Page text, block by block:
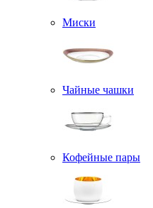
Миски
Чайные чашки
Кофейные пары